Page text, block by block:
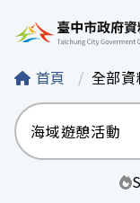
臺中
首頁 全部資